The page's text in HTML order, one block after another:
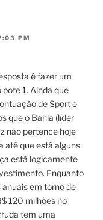
PM
é fazer um
1. Ainda que
de Sport e
que o Bahia (líder
não pertence hoje
até que está alguns
está logicamente
Enquanto
em torno de
120 milhões no
tem uma